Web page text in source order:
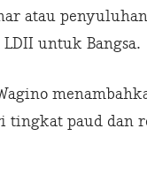
atau
untuk Bangsa.
tingkat paud dan